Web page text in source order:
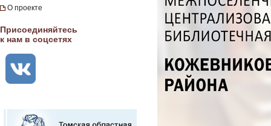
О проекте
Присоединяйтесь
к нам в соцсетях